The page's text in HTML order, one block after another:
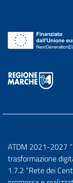
ATDM 2021-2027
trasformazione
1.7.2 “Rete dei